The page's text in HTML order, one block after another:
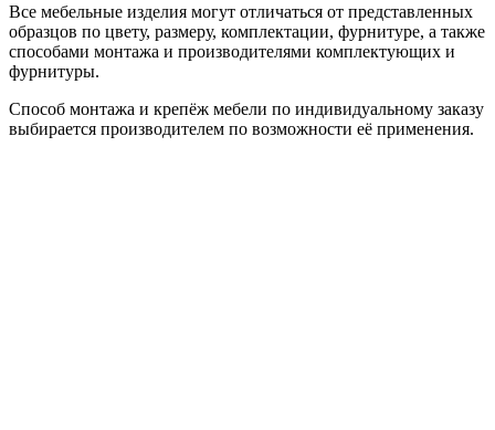
Все мебельные изделия могут отличаться от представленных
образцов по цвету, размеру, комплектации, фурнитуре, а также
способами монтажа и производителями комплектующих и
фурнитуры.
Способ монтажа и крепёж мебели по индивидуальному заказу
выбирается производителем по возможности её применения.